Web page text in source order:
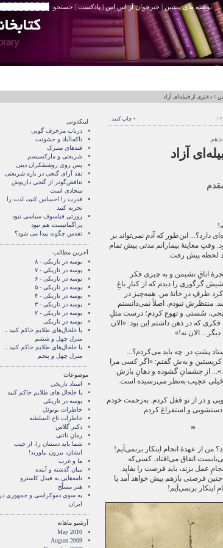
نوشته های پیشین | خبرخوان آر اس اس|پادکست | جستجو:
> دختری از قبیله‌ای آزاد
• چاپ کنید
آزاد
دارد؟... این‌طور که آدم نمی‌تواند بر
معاینۀ بیمارانم مدتی پیش تمام
لحظه پیش رفت.
اتاقِ نشیمن و به چیزی فکر
گرگوری را دیدم که از کنارِ باغِ
طرفِ درِ خانۀ من. همه‌چیز در
منتظرش نبودم. اصلاً نمی‌دانستم
سُستی و تهوع کردم؛ درست مثلِ
فکری که در ذهن داشتم این بود: «الان
الان نه!»
پشتِ در. چه باید می‌کردم؟...
و به‌ش گفتم: «اگر کسی مرا
از چشمانِ گشوده و دهانِ بازش
خیلی عجیب به‌نظر می‌رسیده است.
و در از تو قفل کردم. به‌زحمت خودم
دستشویی و استفراغ کردم.
*
من از عهدۀ انجامِ اینکار برنمی‌آیم!
اتفاق می‌افتاد. کسی‌که
عمل بزند، باید فرصت را بقاپد.
فرصتی بازهم پیش خواهد آمد یا
اینکار برنمی‌آیم!
لینکدونی
درباب مزخرف گویی
ناکجاآباد و خشونت
قندهای متبرک
شریعتی و مارکسیسم
پس روی روشنفکران دینی
نقد آرای گنجی در باره شریعتی
تناقض‌گوتر از گنجی داريوش
سجادی است
قدرت را احساس کنید، لذت را
تجربه کنید
رورتی فيلسوف سياسی نبود
پراگماتيست هم نبود
تقدس چگونه پيدا می شود؟
آخرین مطالب
بوسه در تاریکی - ۸
بوسه در تاریکی - ۷
بوسه در تاریکی - ۶
بوسه در تاریکی - ۵
بوسه در تاریکی - ۴
بوسه در تاریکی - ۳
بوسه در تاریکی - ۲
بوسه در تاریکی
با خلخال‌های طلایم خاکم کنید ـ
منزل چهل و ششم
با خلخال‌های طلایم خاکم کنید ـ
منزل چهل و پنجم
موضوعات
اسناد تاریخی
با خلخال های طلایم خاکم کنید
بوسه در تاریکی
خاطرات بونوئل
خاطرات تاج السلطنه
دکتر گلاس
رمانِ ناتنی
شما بايد دستتان را، از جيب
ايشان، بيرون بياوريد!
ما و غرب
میان گذشته و آینده
نامه‌هایی به فیدل کاسترو
هنر مسلّح
‌به سوی دموکراسی و جمهوری در
ایران
آرشیو ماهانه
May 2010
August 2009